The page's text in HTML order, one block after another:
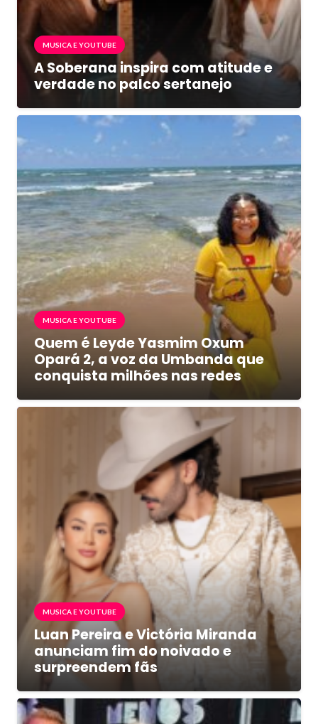
MUSICA E YOUTUBE
A Soberana inspira com atitude e
verdade no palco sertanejo
MUSICA E YOUTUBE
Quem é Leyde Yasmim Oxum
Opará 2, a voz da Umbanda que
conquista milhões nas redes
MUSICA E YOUTUBE
Luan Pereira e Victória Miranda
anunciam fim do noivado e
surpreendem fãs